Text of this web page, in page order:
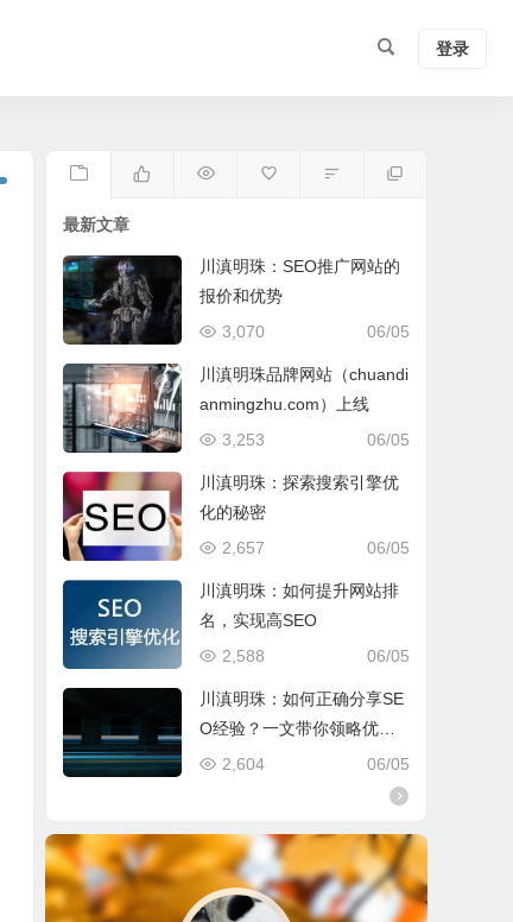
登录
最新文章
川滇明珠：SEO推广网站的
报价和优势
06/05
3,070
川滇明珠品牌网站（chuandi
anmingzhu.com）上线
06/05
3,253
川滇明珠：探索搜索引擎优
化的秘密
06/05
2,657
川滇明珠：如何提升网站排
名，实现高SEO
06/05
2,588
川滇明珠：如何正确分享SE
O经验？一文带你领略优化
的魅力
06/05
2,604